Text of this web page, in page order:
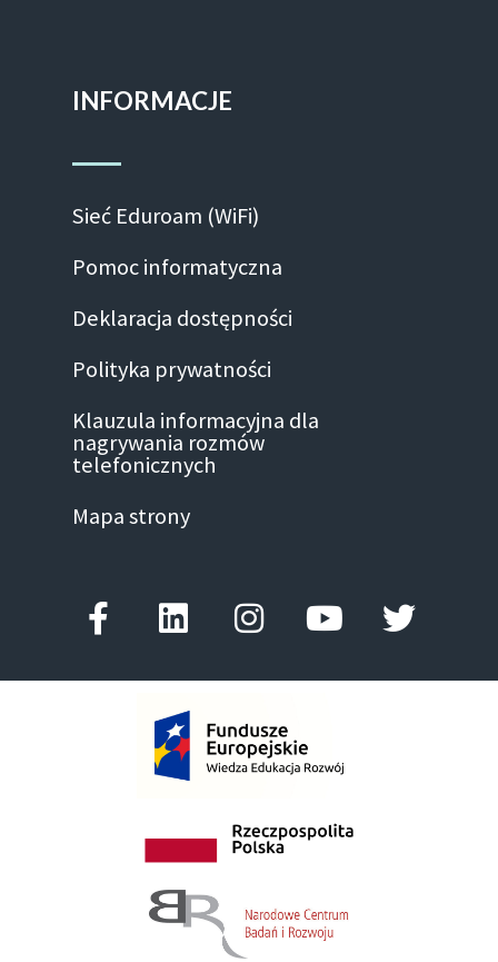
INFORMACJE
Sieć Eduroam (WiFi)
Pomoc informatyczna
Deklaracja dostępności
Polityka prywatności
Klauzula informacyjna dla
nagrywania rozmów
telefonicznych
Mapa strony
f